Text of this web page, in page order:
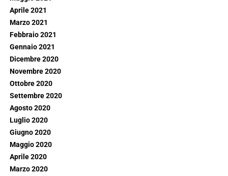
Aprile 2021
Marzo 2021
Febbraio 2021
Gennaio 2021
Dicembre 2020
Novembre 2020
Ottobre 2020
Settembre 2020
Agosto 2020
Luglio 2020
Giugno 2020
Maggio 2020
Aprile 2020
Marzo 2020